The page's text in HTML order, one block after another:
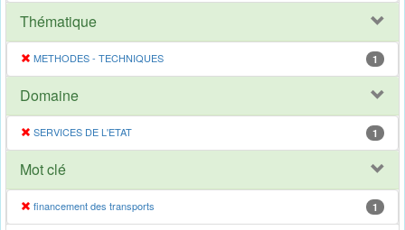
Thématique
METHODES - TECHNIQUES 1
Domaine
SERVICES DE L'ETAT 1
Mot clé
financement des transports 1